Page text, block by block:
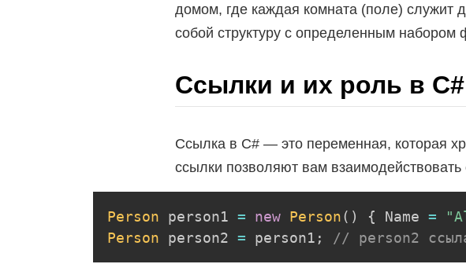
домом, где каждая комната (поле) служит
собой структуру с определенным набором
Ссылки и их роль в C#
Ссылка в C# — это переменная, которая
ссылки позволяют вам
Person person1 = new Person( ) { Name =
Person person2 = person1 ; // person2